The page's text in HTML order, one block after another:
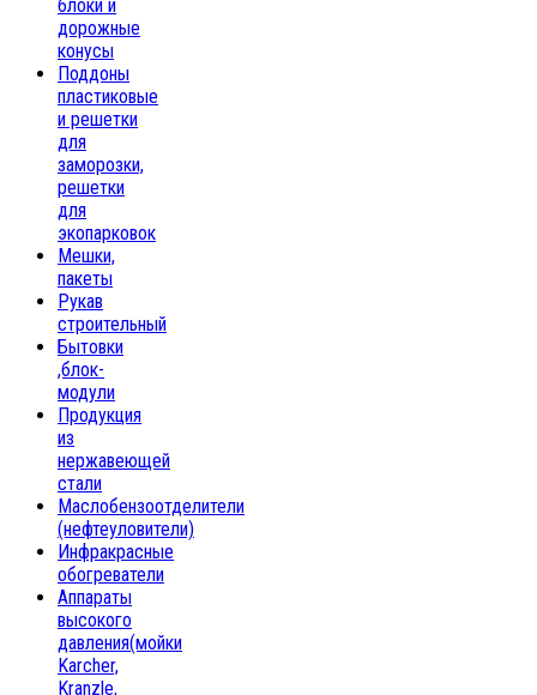
блоки и
дорожные
конусы
Поддоны
пластиковые
и решетки
для
заморозки,
решетки
для
экопарковок
Мешки,
пакеты
Рукав
строительный
Бытовки
,блок-
модули
Продукция
из
нержавеющей
стали
Маслобензоотделители
(нефтеуловители)
Инфракрасные
обогреватели
Аппараты
высокого
давления(мойки
Karcher,
Kranzle,